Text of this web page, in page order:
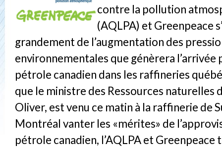
contre la pollution
(AQLPA) et Greenpeace
grandement de l’augmentation des
environnementales que génèrera l’arrivée
pétrole canadien dans les raffineries
que le ministre des Ressources naturelles
Oliver, est venu ce matin à la raffinerie de
Montréal vanter les «mérites» de
pétrole canadien, l’AQLPA et Greenpeace